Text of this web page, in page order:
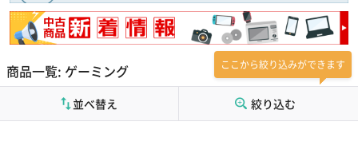
商品一覧: ゲーミング ここから絞り込みができます
絞り込む
並べ替え